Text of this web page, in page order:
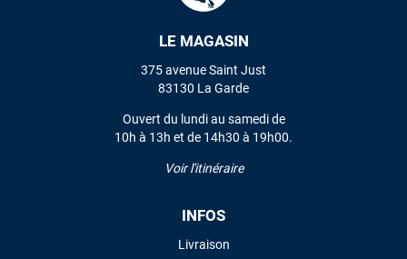
LE MAGASIN
375 avenue Saint Just
83130 La Garde
Ouvert du lundi au samedi de
10h à 13h et de 14h30 à 19h00.
Voir l'itinéraire
INFOS
Livraison
VOIR TOUS LES AVIS
LAISSER UN AVIS